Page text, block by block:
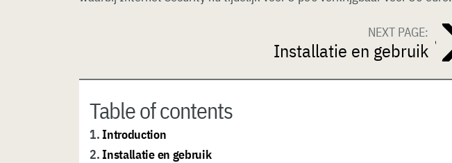
NEXT PAGE:
Installatie en gebruik
Table of contents
1.Introduction
2.Installatie en gebruik